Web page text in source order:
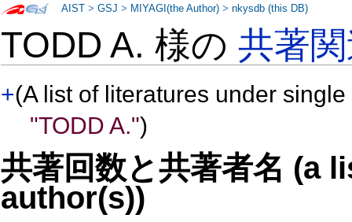
TODD A. 様の共著
+(A list of literatures under
"TODD A.")
共著回数と共著者名 (a
author(s))
AIST >GSJ > MIYAGI(the Author) >nkysdb (this DB)